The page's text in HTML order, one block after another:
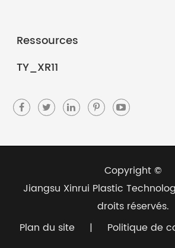
Ressources
TY_XR11
Copyright ©
Jiangsu Xinrui Plastic
droits réservés.
Plan du site
| Politique de